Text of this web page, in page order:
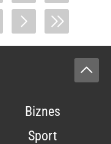
Biznes
Sport